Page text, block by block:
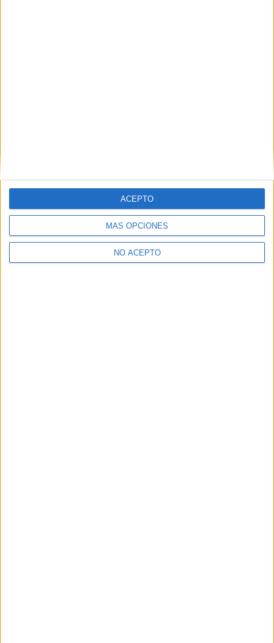
MÁS OPCIONES
NO ACEPTO
ACEPTO